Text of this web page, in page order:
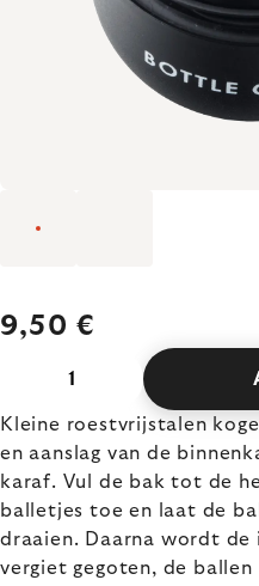
9,50 €
Kleine roestvrijstalen
en aanslag van de
karaf. Vul de bak tot de
balletjes toe en laat de
draaien. Daarna wordt de
vergiet gegoten, de ballen